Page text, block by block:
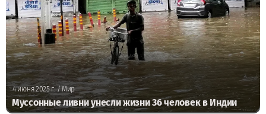
4 июня 2025 г./ Мир
Муссонные ливни унесли жизни 36 человек в Индии